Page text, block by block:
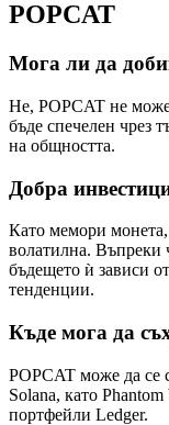
POPCAT
Мога ли да
Не, POPCAT не
бъде спечелен чрез
на общността.
Добра
Като мемори
волатилна. Въпреки
бъдещето ѝ зависи
тенденции.
Къде мога да
POPCAT може да се
Solana, като
портфейли Ledger.